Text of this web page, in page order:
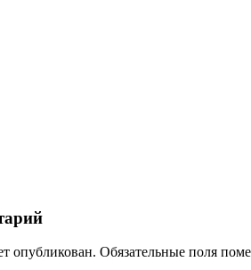
опубликован. Обязательные поля